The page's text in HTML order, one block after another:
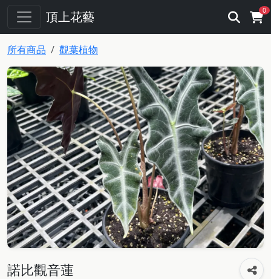
頂上花藝 0
所有商品 觀葉植物
諾比觀音蓮